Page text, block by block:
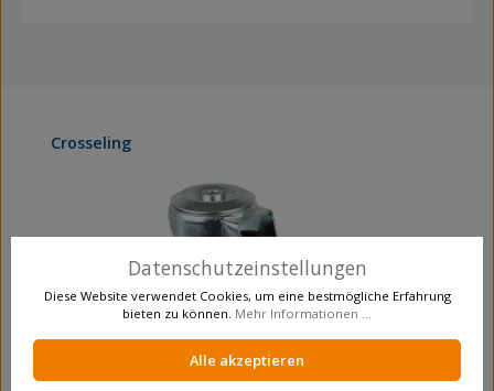
Produktgalerie überspringen
Crosseling
Datenschutzeinstellungen
Diese Website verwendet Cookies, um eine bestmögliche Erfahrung
bieten zu können. Mehr Informationen ...
Alle akzeptieren